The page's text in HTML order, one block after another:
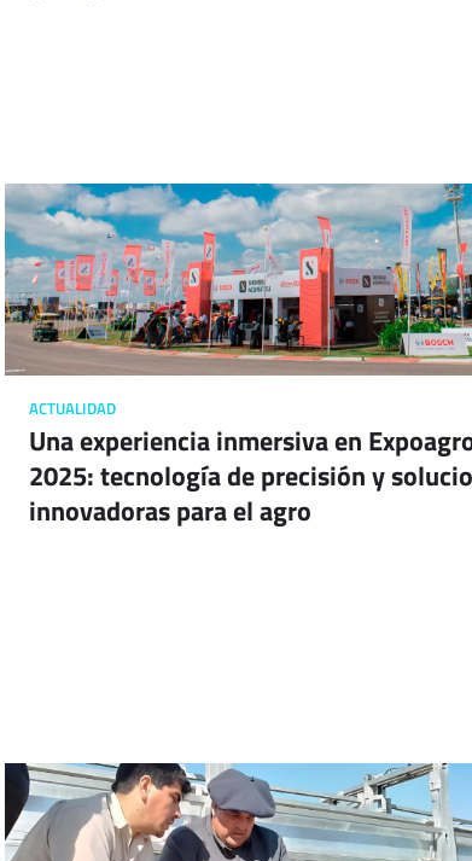
ACTUALIDAD
Una experiencia inmersiva en
2025: tecnología de precisión y
innovadoras para el agro